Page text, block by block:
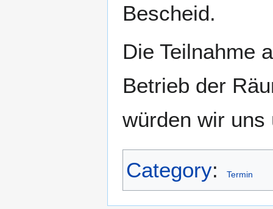
Bescheid.
Die Teilnahme
Betrieb der
würden wir uns
Category: Termin